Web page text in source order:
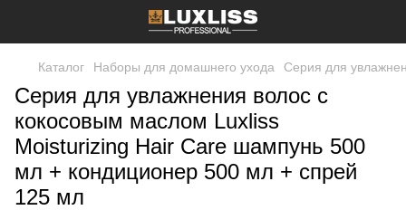
Каталог Наборы для домашнего ухода Серия для
Серия для увлажнения волос с
кокосовым маслом Luxliss
Moisturizing Hair Care шампунь 500
мл + кондиционер 500 мл + спрей
125 мл